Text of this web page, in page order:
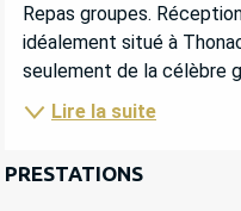
Repas groupes.
idéalement situé à
seulement de la célèbre
Lire la suite
PRESTATIONS